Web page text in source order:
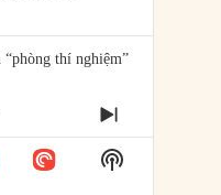
thí nghiệm”
cuộc gặp với
NEXT
EPISODE
Show
Podcast